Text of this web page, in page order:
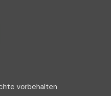
vorbehalten